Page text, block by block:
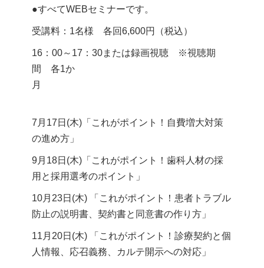
●すべてWEBセミナーです。
受講料：1名様 各回6,600円（税込）
16：00～17：30または録画視聴 ※視聴期
間 各1か
月
7月17日(木)「これがポイント！自費増大対策
の進め方」
9月18日(木)「これがポイント！歯科人材の採
用と採用選考のポイント」
10月23日(木) 「これがポイント！患者トラブル
防止の説明書、契約書と同意書の作り方」
11月20日(木) 「これがポイント！診療契約と個
人情報、応召義務、カルテ開示への対応」